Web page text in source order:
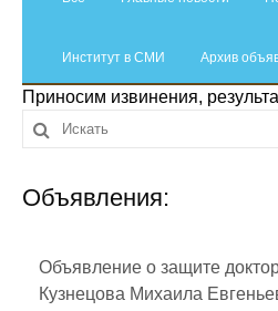
Сотрудники
Отчетность
Противодействие
Институт в СМИ Архив
Приносим извинения,
Объявления:
Объявление о защите
Кузнецова Михаила